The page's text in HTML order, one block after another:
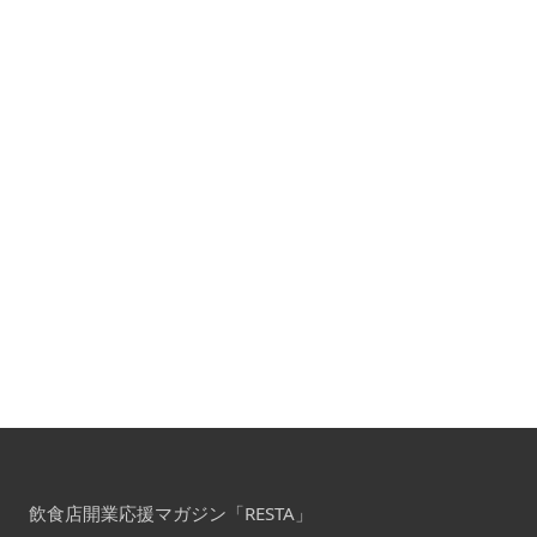
飲食店開業応援マガジン「RESTA」